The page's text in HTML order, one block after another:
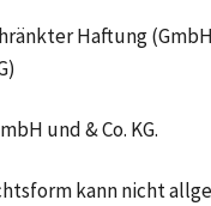
Haftung
und & Co. KG.
kann nicht